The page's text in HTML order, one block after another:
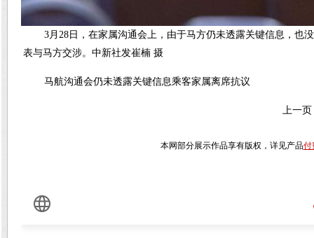
3月28日，在家属沟通会上，由于马方仍未透露关键信息，也
表与马方交涉。中新社发崔楠 摄
马航沟通会仍未透露关键信息乘客家属离席抗议
上一页
本网部分展示作品享有版权，详见产品付